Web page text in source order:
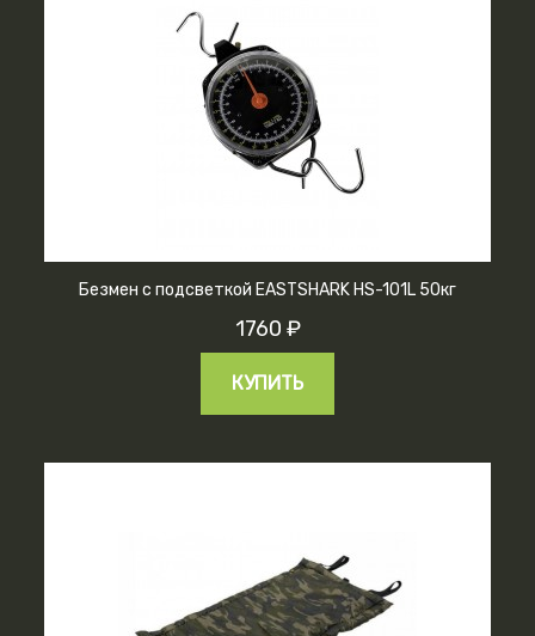
Безмен с подсветкой EASTSHARK HS-101L 50кг
1760 ₽
КУПИТЬ